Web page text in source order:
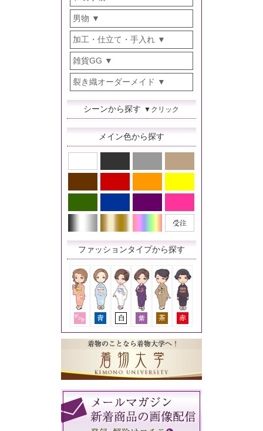
男物
加工・仕立て・手入れ
雑貨GG
裂き織オーダーメイド
シーンから探す ▼クリック
メイン色から探す
ファッションタイプから探す